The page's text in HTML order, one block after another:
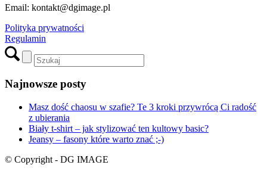
Email: kontakt@dgimage.pl
Polityka prywatności
Regulamin
Najnowsze posty
Masz dość chaosu w szafie? Te 3 kroki przywrócą Ci radość
z ubierania
Biały t-shirt – jak stylizować ten kultowy basic?
Jeansy – fasony które warto znać ;-)
© Copyright - DG IMAGE